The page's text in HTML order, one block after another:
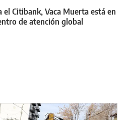
el Citibank, Vaca Muerta está en
de atención global